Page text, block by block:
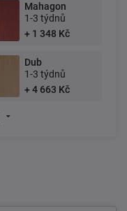
Mahagon
1-3 týdnů
+ 1 348 Kč
Dub
1-3 týdnů
+ 4 663 Kč